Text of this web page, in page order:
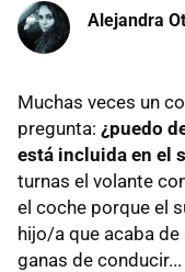
Alejandra
Muchas veces un
pregunta: ¿puedo
está incluida en el
turnas el volante
el coche porque el
hijo/a que acaba
ganas de